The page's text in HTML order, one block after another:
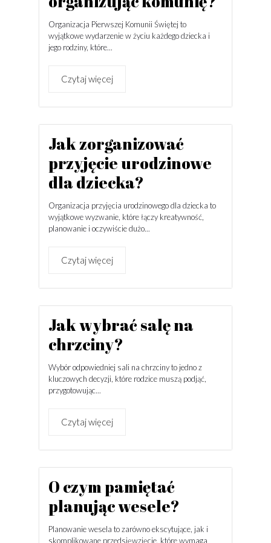
Organizacja Pierwszej Komunii Świętej to
wyjątkowe wydarzenie w życiu każdego dziecka i
jego rodziny, które...
Czytaj więcej
Jak zorganizować
przyjęcie urodzinowe
dla dziecka?
Organizacja przyjęcia urodzinowego dla dziecka to
wyjątkowe wyzwanie, które łączy kreatywność,
planowanie i oczywiście dużo...
Czytaj więcej
Jak wybrać salę na
chrzciny?
Wybór odpowiedniej sali na chrzciny to jedno z
kluczowych decyzji, które rodzice muszą podjąć,
przygotowując...
Czytaj więcej
O czym pamiętać
planując wesele?
Planowanie wesela to zarówno ekscytujące, jak i
skomplikowane przedsięwzięcie, które wymaga